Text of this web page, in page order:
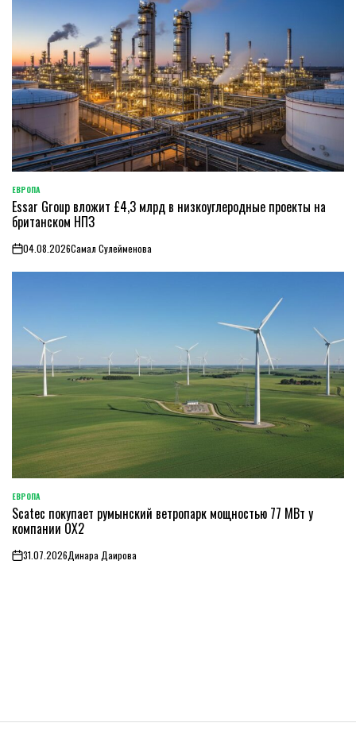
ОПУБЛИКОВАНО
В
ЕВРОПА
Essar Group вложит £4,3 млрд в низкоуглеродные проекты на
британском НПЗ
on04.08.2026Самал Сулейменова
ОПУБЛИКОВАНО
В
ЕВРОПА
Scatec покупает румынский ветропарк мощностью 77 МВт у
компании OX2
on31.07.2026Динара Даирова